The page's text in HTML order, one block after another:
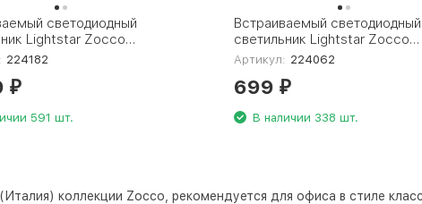
светодиодный
Lightstar Zocco
224182
₽
591 шт.
Встраиваемый светодиодный
светильник Lightstar Zocco
224062
Артикул: 224062
699 ₽
В наличии 338 шт.
коллекции Zocco, рекомендуется для офиса в стиле